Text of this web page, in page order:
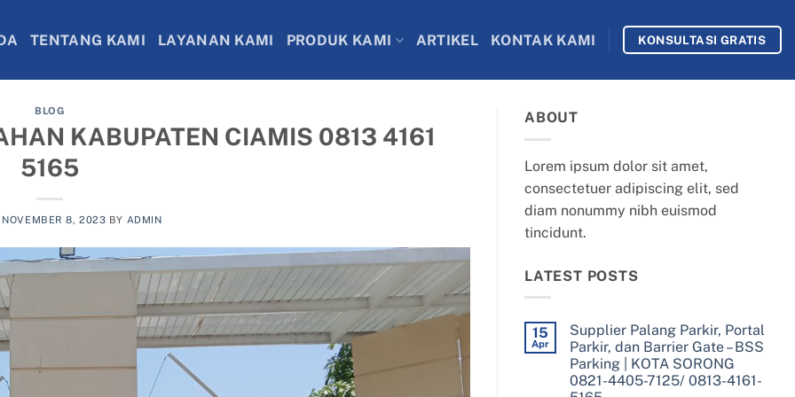
TENTANG KAMI LAYANAN KAMI PRODUK KAMI ARTIKEL KONTAK KAMI KONSULTASI GRATIS
BLOG
KABUPATEN CIAMIS 0813 4161
5165
NOVEMBER 8, 2023 BY ADMIN
ABOUT
Lorem ipsum dolor sit amet,
consectetuer adipiscing elit, sed
diam nonummy nibh euismod
tincidunt.
LATEST POSTS
15
Apr
Supplier Palang Parkir, Portal
Parkir, dan Barrier Gate – BSS
Parking | KOTA SORONG
0821-4405-7125/ 0813-4161-